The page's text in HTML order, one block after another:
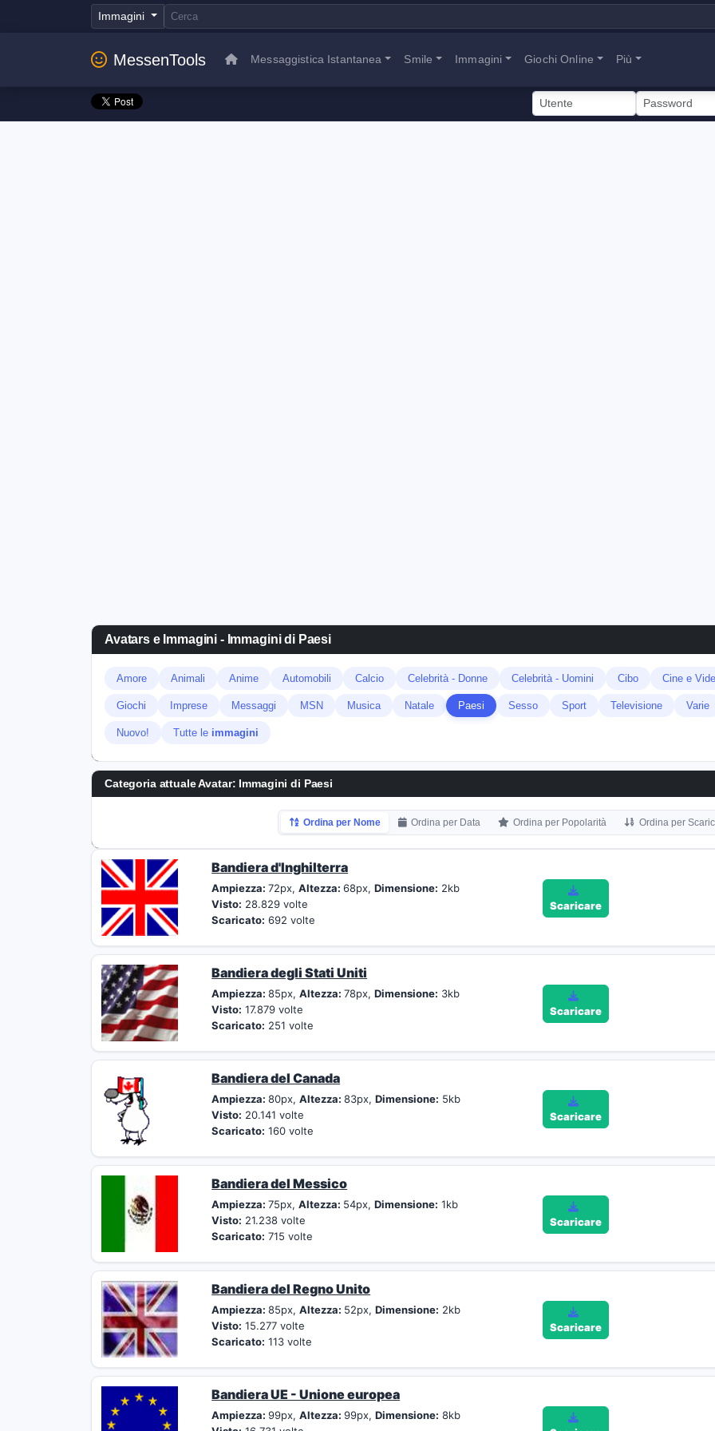
Immagini
MessenTools Messaggistica Istantanea Smile Immagini Giochi Online Più
Avatars e Immagini - Immagini di Paesi
Amore Animali Anime Automobili Calcio Celebrità - Donne Celebrità - Uomini Cibo Cine e
Giochi Imprese Messaggi MSN Musica Natale Paesi Sesso Sport Televisione Varie
Nuovo! Tutte le immagini
Categoria attuale Avatar: Immagini di Paesi
Ordina per Nome Ordina per Data Ordina per Popolarità Ordina per
Bandiera d'Inghilterra
Ampiezza:72px,Altezza:68px,Dimensione: 2kb
Visto: 28.829 volte
Scaricato: 692 volte
Scaricare
Bandiera degli Stati Uniti
Ampiezza:85px,Altezza:78px,Dimensione: 3kb
Visto: 17.879 volte
Scaricato: 251 volte
Scaricare
Bandiera del Canada
Ampiezza:80px,Altezza:83px,Dimensione: 5kb
Visto: 20.141 volte
Scaricato: 160 volte
Scaricare
Bandiera del Messico
Ampiezza:75px,Altezza: 54px,Dimensione: 1kb
Visto: 21.238 volte
Scaricato: 715 volte
Scaricare
Bandiera del Regno Unito
Ampiezza:85px,Altezza: 52px,Dimensione: 2kb
Visto: 15.277 volte
Scaricato: 113 volte
Scaricare
Bandiera UE - Unione europea
Ampiezza:99px,Altezza:99px,Dimensione: 8kb